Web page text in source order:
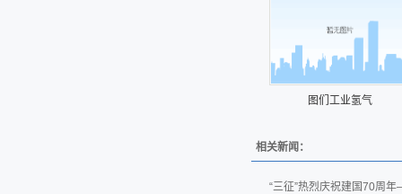
图们工业氢气
相关新闻：
“三征”热烈庆祝建国70周